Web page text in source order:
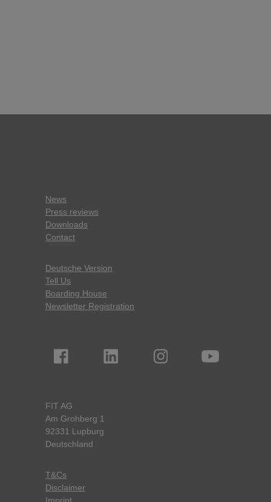
News
Press reviews
Downloads
Contact
Deutsche Version
Tell Us
Boarding House
Newsletter Registration
FIT AG
Am Grohberg 1
92331 Lupburg
Deutschland
T&Cs
Disclaimer